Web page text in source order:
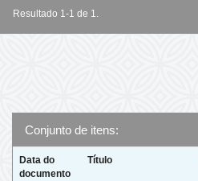
Resultado 1-1 de 1.
Conjunto de itens:
Data do
documento
Título